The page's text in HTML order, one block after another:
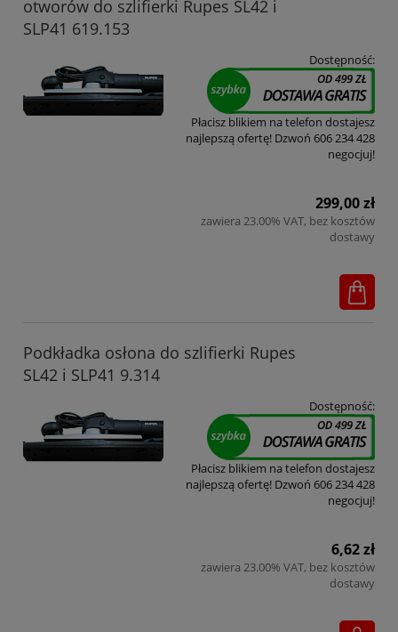
otworów do szlifierki Rupes SL42 i
SLP41 619.153
Dostępność:
Płacisz blikiem na telefon dostajesz
najlepszą ofertę! Dzwoń 606 234 428
negocjuj!
299,00 zł
zawiera 23.00% VAT, bez kosztów
dostawy
Podkładka osłona do szlifierki Rupes
SL42 i SLP41 9.314
Dostępność:
Płacisz blikiem na telefon dostajesz
najlepszą ofertę! Dzwoń 606 234 428
negocjuj!
6,62 zł
zawiera 23.00% VAT, bez kosztów
dostawy